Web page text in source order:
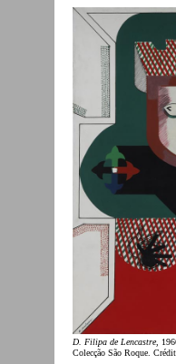
D. Filipa de Lencastre,
Colecção São Roque.